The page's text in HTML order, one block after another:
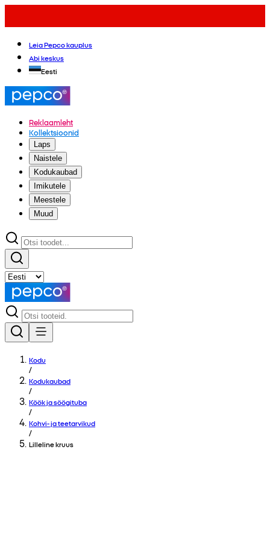
Leia Pepco kauplus
Abi keskus
Eesti
Reklaamleht
Kollektsioonid
Laps
Naistele
Kodukaubad
Imikutele
Meestele
Muud
Kodu
/
Kodukaubad
/
Köök ja söögituba
/
Kohvi- ja teetarvikud
/
Lilleline kruus